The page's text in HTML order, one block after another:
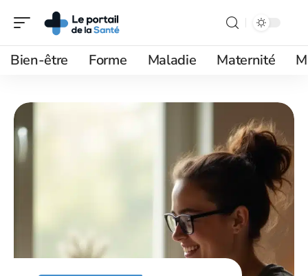
Bien-être Forme Maladie Maternité